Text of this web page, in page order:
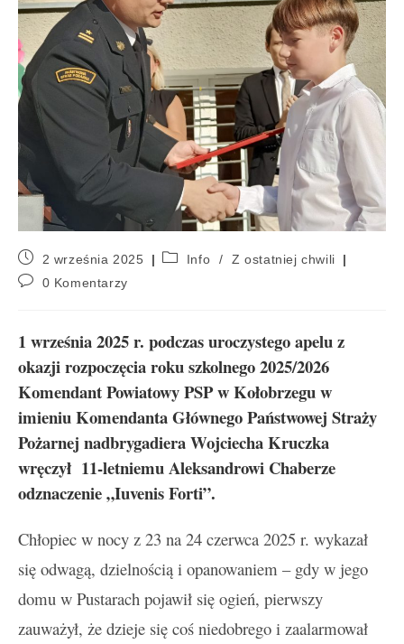
2 września 2025 Info /
Z ostatniej chwili
0 Komentarzy
1 września 2025 r. podczas uroczystego apelu z
okazji rozpoczęcia roku szkolnego 2025/2026
Komendant Powiatowy PSP w Kołobrzegu w
imieniu Komendanta Głównego Państwowej Straży
Pożarnej nadbrygadiera Wojciecha Kruczka
wręczył 11-letniemu Aleksandrowi Chaberze
odznaczenie „Iuvenis Forti”.
Chłopiec w nocy z 23 na 24 czerwca 2025 r. wykazał
się odwagą, dzielnością i opanowaniem – gdy w jego
domu w Pustarach pojawił się ogień, pierwszy
zauważył, że dzieje się coś niedobrego i zaalarmował